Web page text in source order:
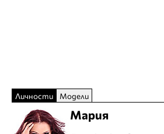
Личности Модели
Мария